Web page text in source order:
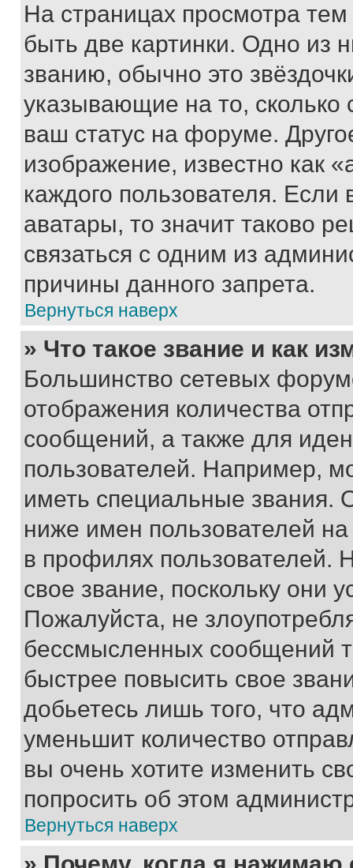
На страницах просмотра
быть две картинки. Одно из
званию, обычно это
указывающие на то,
ваш статус на форуме.
изображение, известно как
каждого пользователя.
аватары, то значит таково
связаться с одним из
причины данного запрета.
Вернуться наверх
» Что такое звание и как
Большинство сетевых
отображения количества
сообщений, а также для
пользователей. Например,
иметь специальные звания.
ниже имен пользователей
в профилях
свое звание, поскольку они
Пожалуйста, не
бессмысленных сообщений
быстрее повысить свое
добьетесь лишь того, что
уменьшит количество
вы очень хотите изменить
попросить об этом
Вернуться наверх